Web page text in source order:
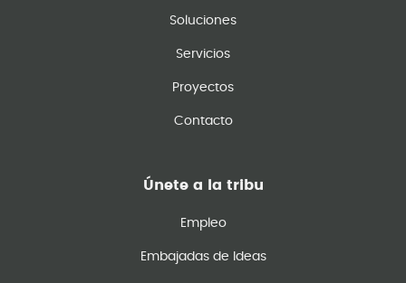
Soluciones
Servicios
Proyectos
Contacto
Únete a la tribu
Empleo
Embajadas de Ideas